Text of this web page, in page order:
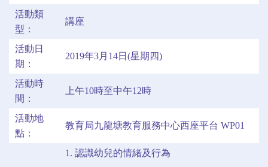
活動類
型：
講座
活動日
期：
2019年3月14日(星期四)
活動時
間：
上午10時至中午12時
活動地
點：
教育局九龍塘教育服務中心西座平台 WP01
1. 認識幼兒的情緒及行為